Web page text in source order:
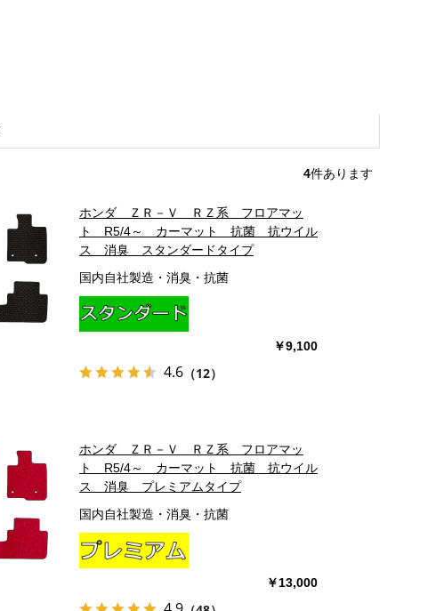
4件あります
ホンダ ＺＲ－Ｖ ＲＺ系 フロアマッ
ト R5/4～ カーマット 抗菌 抗ウイル
ス 消臭 スタンダードタイプ
国内自社製造・消臭・抗菌
￥9,100
4.6 （12）
ホンダ ＺＲ－Ｖ ＲＺ系 フロアマッ
ト R5/4～ カーマット 抗菌 抗ウイル
ス 消臭 プレミアムタイプ
国内自社製造・消臭・抗菌
￥13,000